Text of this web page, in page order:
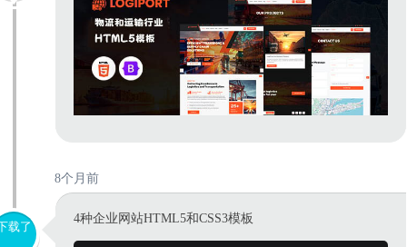
8个月前
载了
4种企业网站HTML5和CSS3模板